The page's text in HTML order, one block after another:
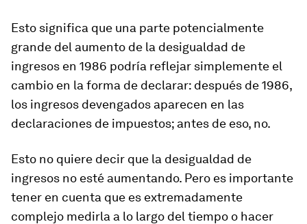
Esto significa que una parte potencialmente
grande del aumento de la desigualdad de
ingresos en 1986 podría reflejar simplemente el
cambio en la forma de declarar: después de 1986,
los ingresos devengados aparecen en las
declaraciones de impuestos; antes de eso, no.
Esto no quiere decir que la desigualdad de
ingresos no esté aumentando. Pero es importante
tener en cuenta que es extremadamente
complejo medirla a lo largo del tiempo o hacer